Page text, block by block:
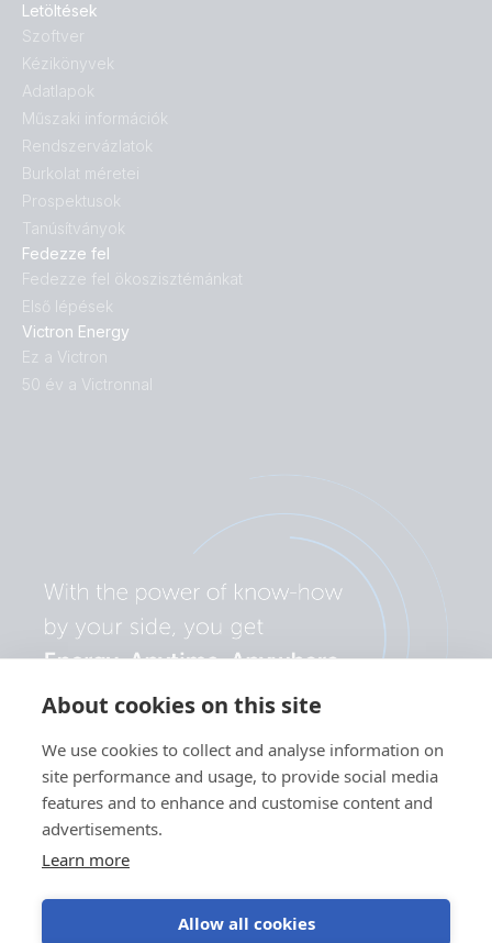
About cookies on this site
We use cookies to collect and analyse information on
site performance and usage, to provide social media
features and to enhance and customise content and
advertisements.
Learn more
Allow all cookies
Fedezze fel
Fedezze fel ökoszisztémánkat
Első lépések
Victron Energy
Ez a Victron
50 év a Victronnal
Letöltések
Szoftver
Kézikönyvek
Adatlapok
Műszaki információk
Rendszervázlatok
Burkolat méretei
Prospektusok
Tanúsítványok